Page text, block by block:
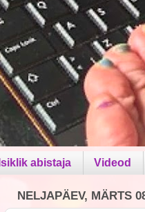
Isiklik abistaja Videod
NELJAPÄEV, MÄRTS